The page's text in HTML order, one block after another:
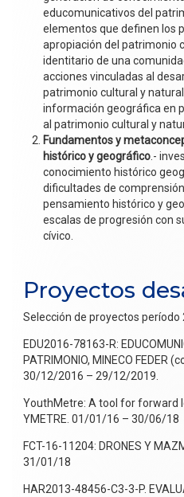
educomunicativos del
elementos que definen los
apropiación del patrimonio
identitario de una
acciones vinculadas al
patrimonio cultural y
información geográfica en
al patrimonio cultural y
Fundamentos y
histórico y geográfico .-
conocimiento histórico
dificultades de
pensamiento histórico y
escalas de progresión con
cívico.
Proyectos
Selección de proyectos período
EDU2016-78163-R:
PATRIMONIO, MINECO FEDER
30/12/2016 – 29/12/2019.
YouthMetre: A tool for forward
YMETRE. 01/01/16 – 30/06/18
FCT-16-11204: DRONES Y
31/01/18
HAR2013-48456-C3-3-P.